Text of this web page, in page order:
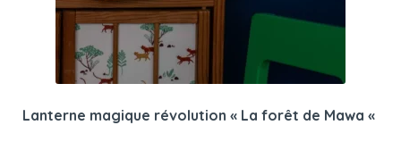
Lanterne magique révolution « La forêt de Mawa «